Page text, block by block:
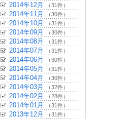
2014年12月 （31件）
2014年11月 （30件）
2014年10月 （31件）
2014年09月 （30件）
2014年08月 （31件）
2014年07月 （31件）
2014年06月 （30件）
2014年05月 （31件）
2014年04月 （30件）
2014年03月 （32件）
2014年02月 （28件）
2014年01月 （31件）
2013年12月 （31件）